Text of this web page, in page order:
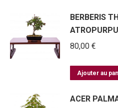
BERBERIS
80,00 €
Ajouter au
ACER